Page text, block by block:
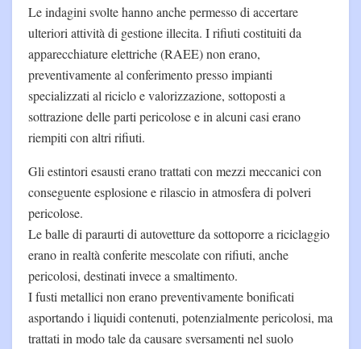
Le indagini svolte hanno anche permesso di accertare
ulteriori attività di gestione illecita. I rifiuti costituiti da
apparecchiature elettriche (RAEE) non erano,
preventivamente al conferimento presso impianti
specializzati al riciclo e valorizzazione, sottoposti a
sottrazione delle parti pericolose e in alcuni casi erano
riempiti con altri rifiuti.
Gli estintori esausti erano trattati con mezzi meccanici con
conseguente esplosione e rilascio in atmosfera di polveri
pericolose.
Le balle di paraurti di autovetture da sottoporre a riciclaggio
erano in realtà conferite mescolate con rifiuti, anche
pericolosi, destinati invece a smaltimento.
I fusti metallici non erano preventivamente bonificati
asportando i liquidi contenuti, potenzialmente pericolosi, ma
trattati in modo tale da causare sversamenti nel suolo